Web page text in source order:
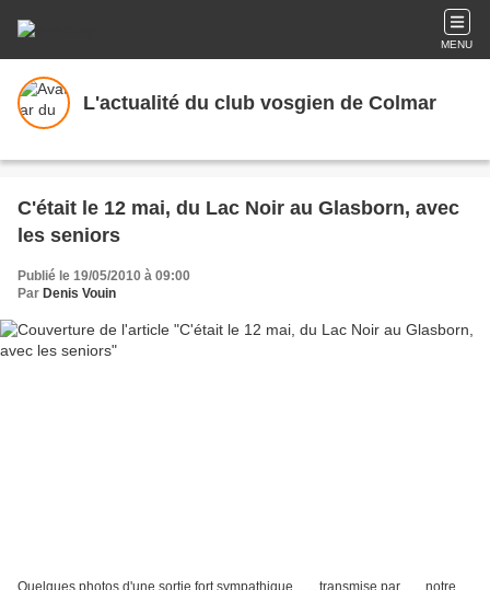
MENU
L'actualité du club vosgien de Colmar
C'était le 12 mai, du Lac Noir au Glasborn, avec
les seniors
Publié le 19/05/2010 à 09:00
Par Denis Vouin
Quelques photos d'une sortie fort sympathique... ... transmise par... ... notre